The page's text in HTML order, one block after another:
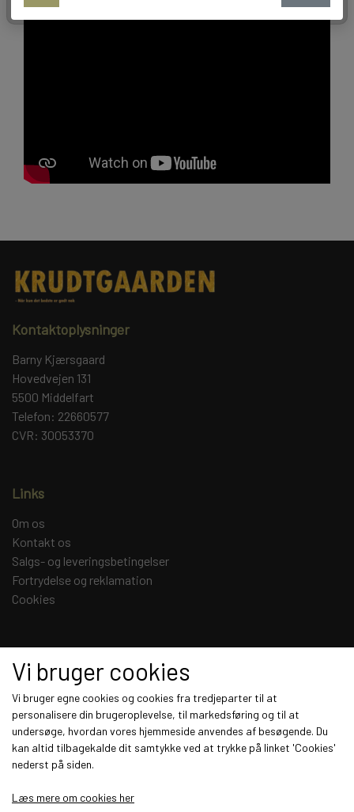
Kontaktoplysninger
Barny Kjærsgaard
Hovedvejen 131
5500 Middelfart
Telefon: 22660577
CVR: 30053370
Links
Om os
Kontakt os
Salgs- og leveringsbetingelser
Fortrydelse og reklamation
Cookies
Modtag vores nyhedsbrev via e-mail
Vi bruger cookies
Vi bruger egne cookies og cookies fra tredjeparter til at
personalisere din brugeroplevelse, til markedsføring og til at
undersøge, hvordan vores hjemmeside anvendes af besøgende. Du
kan altid tilbagekalde dit samtykke ved at trykke på linket 'Cookies'
nederst på siden.
Læs mere om cookies her